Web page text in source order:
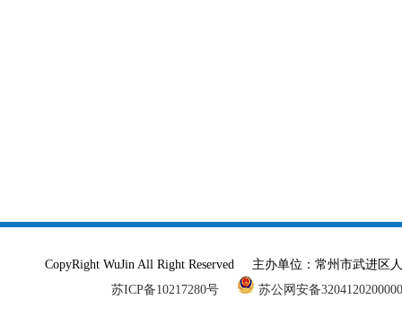
CopyRight WuJin All Right Reserved 主办单位：常州市武进
苏ICP备10217280号
苏公网安备